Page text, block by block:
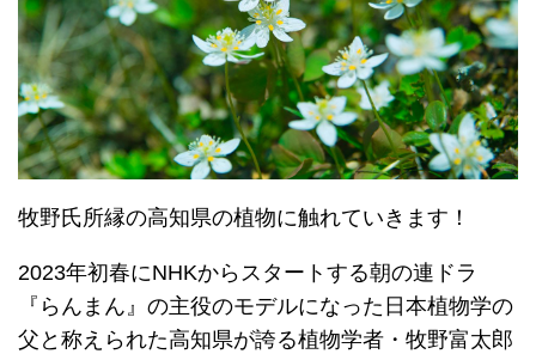
牧野氏所縁の高知県の植物に触れていきます！
2023年初春にNHKからスタートする朝の連ドラ
『らんまん』の主役のモデルになった日本植物学の
父と称えられた高知県が誇る植物学者・牧野富太郎